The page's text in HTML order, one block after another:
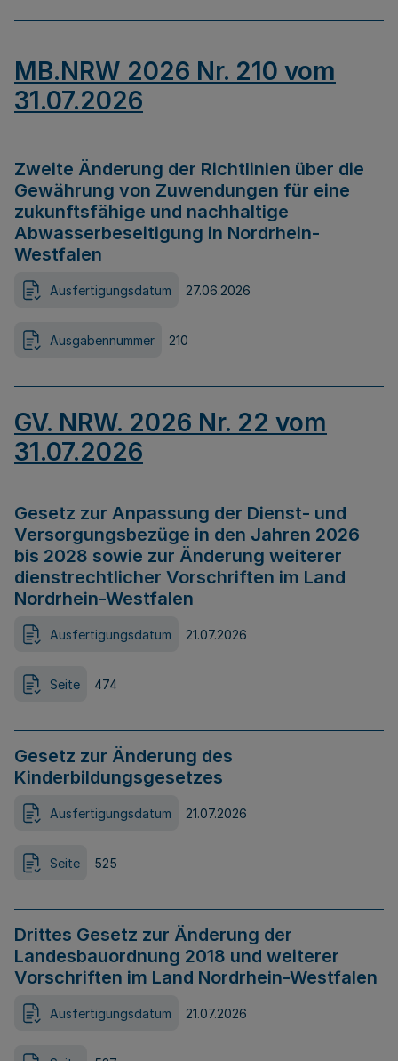
MB.NRW 2026 Nr. 210 vom
31.07.2026
Zweite Änderung der Richtlinien über die
Gewährung von Zuwendungen für eine
zukunftsfähige und nachhaltige
Abwasserbeseitigung in Nordrhein-
Westfalen
Ausfertigungsdatum 27.06.2026
Ausgabennummer 210
GV. NRW. 2026 Nr. 22 vom
31.07.2026
Gesetz zur Anpassung der Dienst- und
Versorgungsbezüge in den Jahren 2026
bis 2028 sowie zur Änderung weiterer
dienstrechtlicher Vorschriften im Land
Nordrhein-Westfalen
Ausfertigungsdatum 21.07.2026
Seite 474
Gesetz zur Änderung des
Kinderbildungsgesetzes
Ausfertigungsdatum 21.07.2026
Seite 525
Drittes Gesetz zur Änderung der
Landesbauordnung 2018 und weiterer
Vorschriften im Land Nordrhein-Westfalen
Ausfertigungsdatum 21.07.2026